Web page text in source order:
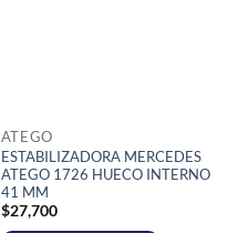
ATEGO
ESTABILIZADORA MERCEDES
ATEGO 1726 HUECO INTERNO
41 MM
$27,700